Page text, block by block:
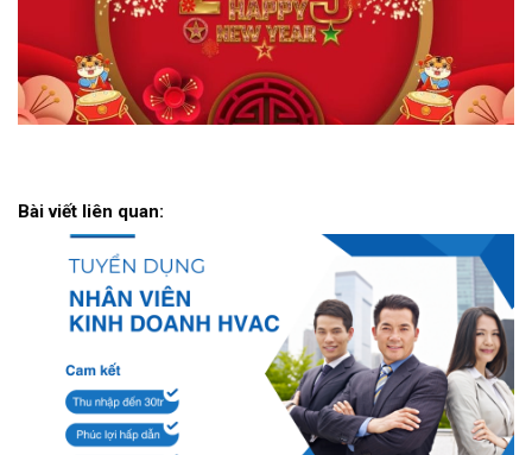
Bài viết liên quan: